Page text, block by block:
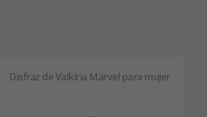
Disfraz de Valkiria Marvel para mujer